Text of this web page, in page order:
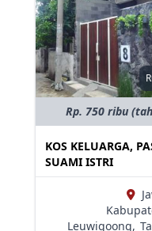
Rp. 750 ribu
KOS KELUARGA,
SUAMI ISTRI
Leuwigoong,